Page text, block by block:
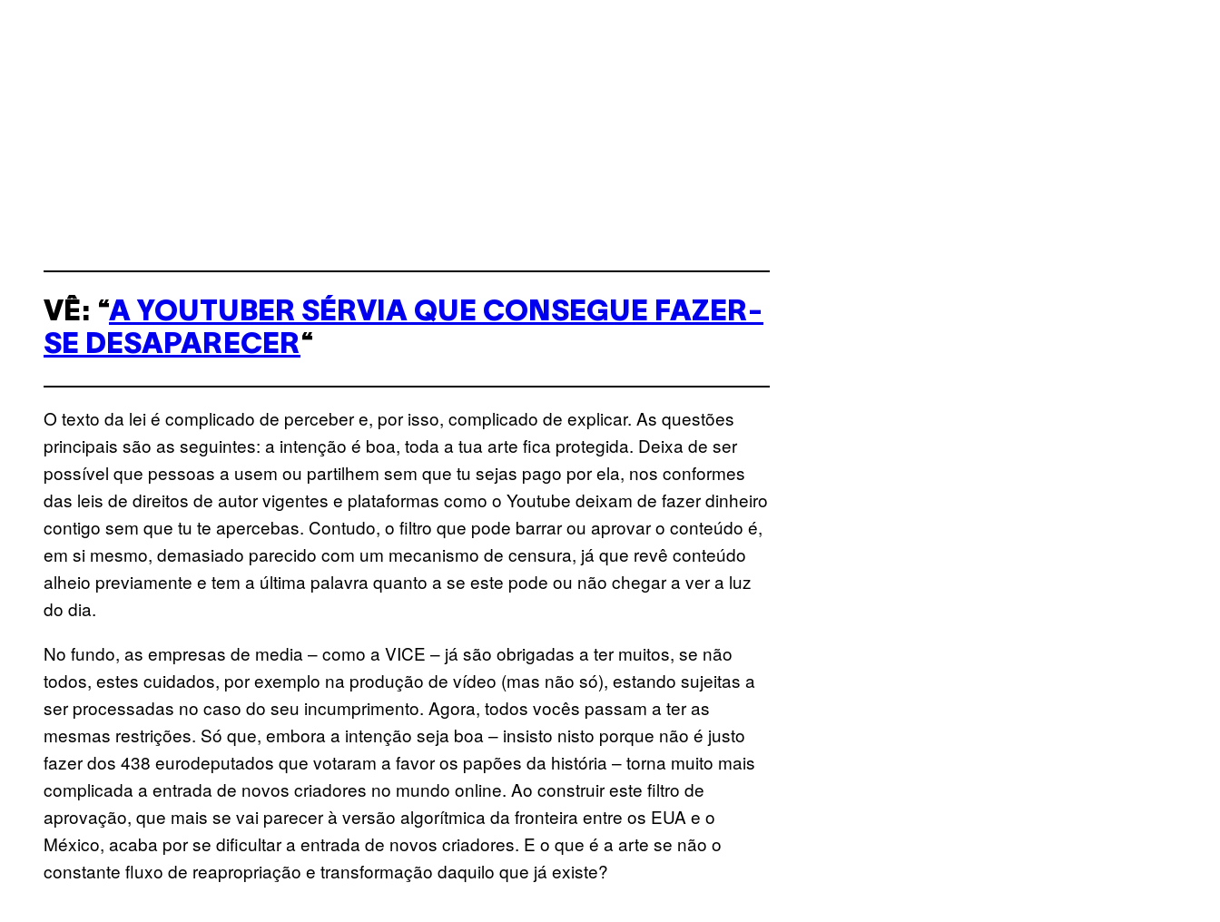
VÊ: “A YOUTUBER SÉRVIA QUE CONSEGUE FAZER-
SE DESAPARECER“
O texto da lei é complicado de perceber e, por isso, complicado de explicar. As questões
principais são as seguintes: a intenção é boa, toda a tua arte fica protegida. Deixa de ser
possível que pessoas a usem ou partilhem sem que tu sejas pago por ela, nos conformes
das leis de direitos de autor vigentes e plataformas como o Youtube deixam de fazer dinheiro
contigo sem que tu te apercebas. Contudo, o filtro que pode barrar ou aprovar o conteúdo é,
em si mesmo, demasiado parecido com um mecanismo de censura, já que revê conteúdo
alheio previamente e tem a última palavra quanto a se este pode ou não chegar a ver a luz
do dia.
No fundo, as empresas de media – como a VICE – já são obrigadas a ter muitos, se não
todos, estes cuidados, por exemplo na produção de vídeo (mas não só), estando sujeitas a
ser processadas no caso do seu incumprimento. Agora, todos vocês passam a ter as
mesmas restrições. Só que, embora a intenção seja boa – insisto nisto porque não é justo
fazer dos 438 eurodeputados que votaram a favor os papões da história – torna muito mais
complicada a entrada de novos criadores no mundo online. Ao construir este filtro de
aprovação, que mais se vai parecer à versão algorítmica da fronteira entre os EUA e o
México, acaba por se dificultar a entrada de novos criadores. E o que é a arte se não o
constante fluxo de reapropriação e transformação daquilo que já existe?